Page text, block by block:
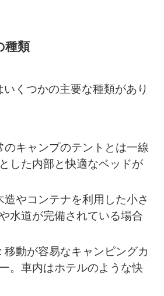
種類
くつかの主要な種類があり
のキャンプのテントとは一線
した内部と快適なベッドが
造やコンテナを利用した小さ
水道が完備されている場合
: 移動が容易なキャンピングカ
。車内はホテルのような快